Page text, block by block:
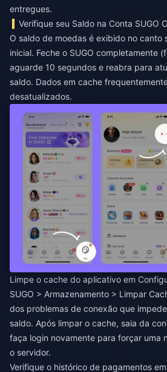
entregues.
Verifique seu Saldo na Conta SUGO
O saldo de moedas é exibido no canto
inicial. Feche o SUGO completamente
aguarde 10 segundos e reabra para
saldo. Dados em cache
desatualizados.
Limpe o cache do aplicativo em
SUGO > Armazenamento > Limpar
dos problemas de conexão que
saldo. Após limpar o cache, saia da
faça login novamente para forçar uma
o servidor.
Verifique o histórico de pagamentos